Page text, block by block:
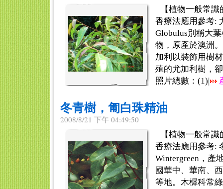
【植物一般常
香療法應用參考:
Globulus別稱大
物，原產於澳洲
加利以裝飾用樹
殖的尤加利樹，
照片總數：(1)|
冬青樹，匍白珠精油
2008/8/21 下午 04:49:50
【植物一般常
香療法應用參考:
Wintergreen，產
國華中、華南、
等地。木樨科常